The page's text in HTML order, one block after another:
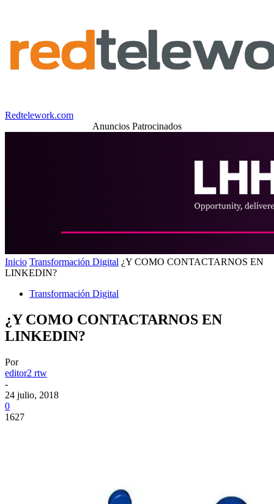
Redtelework.com
Anuncios Patrocinados
Inicio Transformación Digital ¿Y COMO CONTACTARNOS EN
LINKEDIN?
Transformación Digital
¿Y COMO CONTACTARNOS EN
LINKEDIN?
Por
editor2 rtw
-
24 julio, 2018
0
1627